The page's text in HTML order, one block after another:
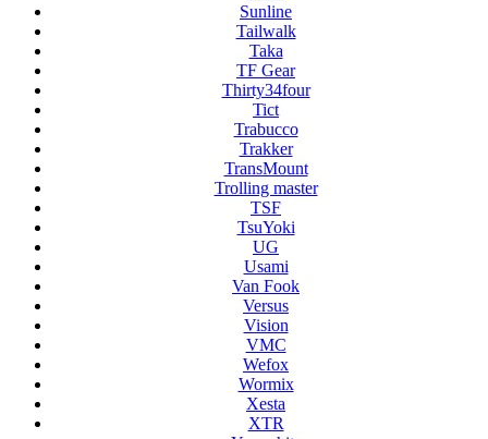
Sunline
Tailwalk
Taka
TF Gear
Thirty34four
Tict
Trabucco
Trakker
TransMount
Trolling master
TSF
TsuYoki
UG
Usami
Van Fook
Versus
Vision
VMC
Wefox
Wormix
Xesta
XTR